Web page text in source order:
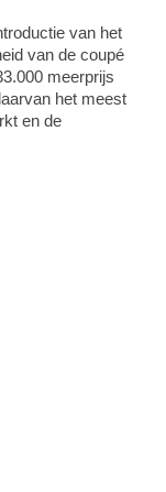
van het
van de coupé
meerprijs
het meest
en de